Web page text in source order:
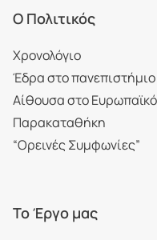
Ο Πολιτικός
Χρονολόγιο
Έδρα στο
Αίθουσα στο Ευρωπαϊκό
Παρακαταθήκη
“Ορεινές Συμφωνίες”
Το Έργο μας